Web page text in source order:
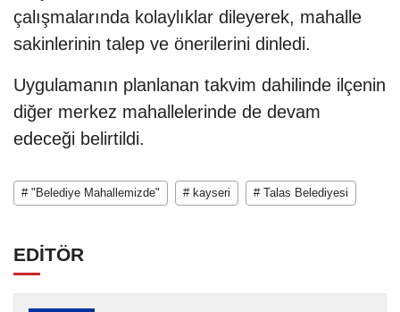
çalışmalarında kolaylıklar dileyerek, mahalle
sakinlerinin talep ve önerilerini dinledi.
Uygulamanın planlanan takvim dahilinde ilçenin
diğer merkez mahallelerinde de devam
edeceği belirtildi.
# "Belediye Mahallemizde" # kayseri # Talas Belediyesi
EDİTÖR